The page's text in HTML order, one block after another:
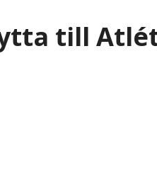
till